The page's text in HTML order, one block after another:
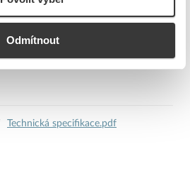
Odmítnout
Technická specifikace.pdf